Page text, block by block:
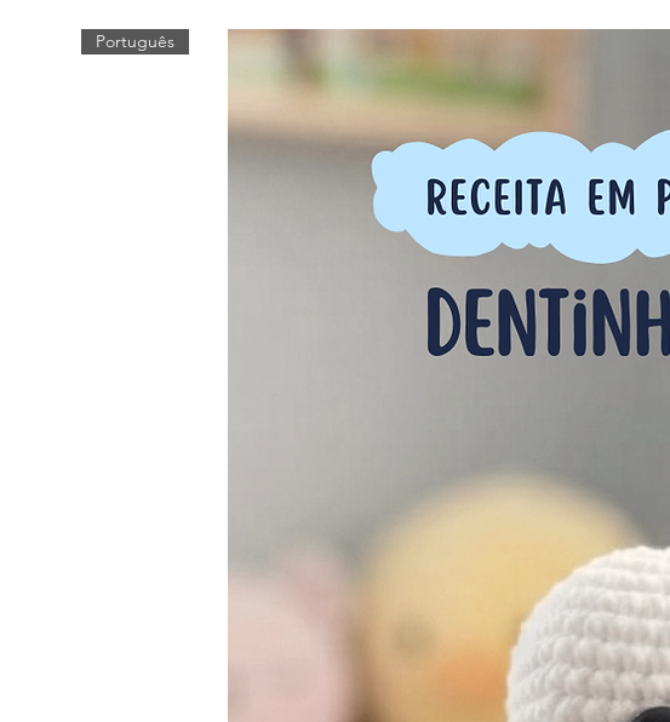
Português